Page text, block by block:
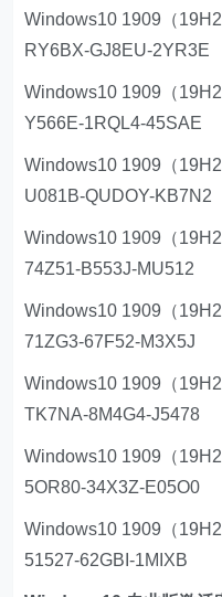
Windows10 1909（
RY6BX-GJ8EU-2YR3E
Windows10 1909（
Y566E-1RQL4-45SAE
Windows10 1909（
U081B-QUDOY-KB7N2
Windows10 1909（
74Z51-B553J-MU512
Windows10 1909（
71ZG3-67F52-M3X5J
Windows10 1909（
TK7NA-8M4G4-J5478
Windows10 1909（
5OR80-34X3Z-E05O0
Windows10 1909（
51527-62GBI-1MIXB